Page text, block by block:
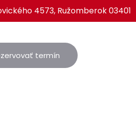
4573, Ružomberok 03401
termín